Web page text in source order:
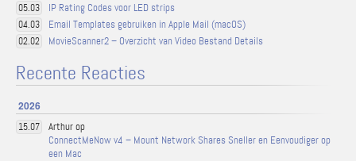
05.03 IP Rating Codes voor LED strips
04.03 Email Templates gebruiken in Apple Mail (macOS)
02.02 MovieScanner2 – Overzicht van Video Bestand Details
Recente Reacties
2026
15.07
Arthur op
ConnectMeNow v4 – Mount Network Shares Sneller en Eenvoudiger op
een Mac